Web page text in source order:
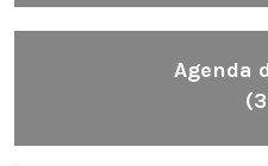
Agenda